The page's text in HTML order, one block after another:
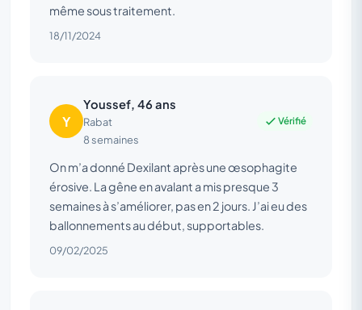
même sous traitement.
18/11/2024
Y
Youssef, 46 ans
Rabat
8 semaines
Vérifié
On m’a donné Dexilant après une œsophagite
érosive. La gêne en avalant a mis presque 3
semaines à s’améliorer, pas en 2 jours. J’ai eu des
ballonnements au début, supportables.
09/02/2025